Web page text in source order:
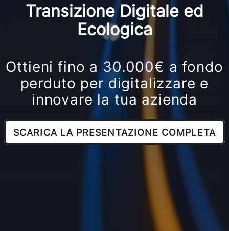
Transizione Digitale ed
Ecologica
Ottieni fino a 30.000€ a fondo
perduto per digitalizzare e
innovare la tua azienda
SCARICA LA PRESENTAZIONE COMPLETA